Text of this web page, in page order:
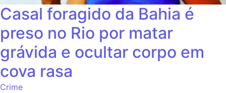
Casal foragido da Bahia é
preso no Rio por matar
grávida e ocultar corpo em
cova rasa
Crime